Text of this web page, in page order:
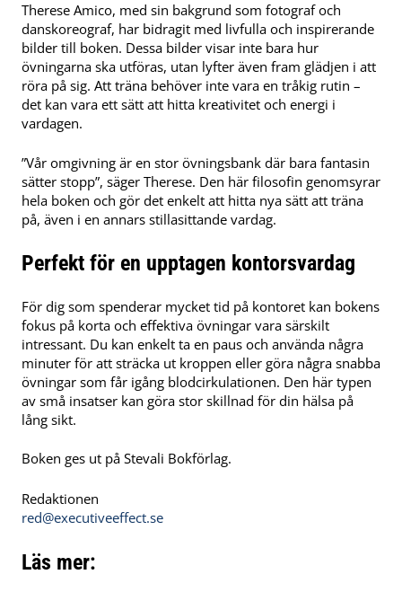
Therese Amico, med sin bakgrund som fotograf och
danskoreograf, har bidragit med livfulla och inspirerande
bilder till boken. Dessa bilder visar inte bara hur
övningarna ska utföras, utan lyfter även fram glädjen i att
röra på sig. Att träna behöver inte vara en tråkig rutin –
det kan vara ett sätt att hitta kreativitet och energi i
vardagen.
”Vår omgivning är en stor övningsbank där bara fantasin
sätter stopp”, säger Therese. Den här filosofin genomsyrar
hela boken och gör det enkelt att hitta nya sätt att träna
på, även i en annars stillasittande vardag.
Perfekt för en upptagen kontorsvardag
För dig som spenderar mycket tid på kontoret kan bokens
fokus på korta och effektiva övningar vara särskilt
intressant. Du kan enkelt ta en paus och använda några
minuter för att sträcka ut kroppen eller göra några snabba
övningar som får igång blodcirkulationen. Den här typen
av små insatser kan göra stor skillnad för din hälsa på
lång sikt.
Boken ges ut på Stevali Bokförlag.
Redaktionen
red@executiveeffect.se
Läs mer: